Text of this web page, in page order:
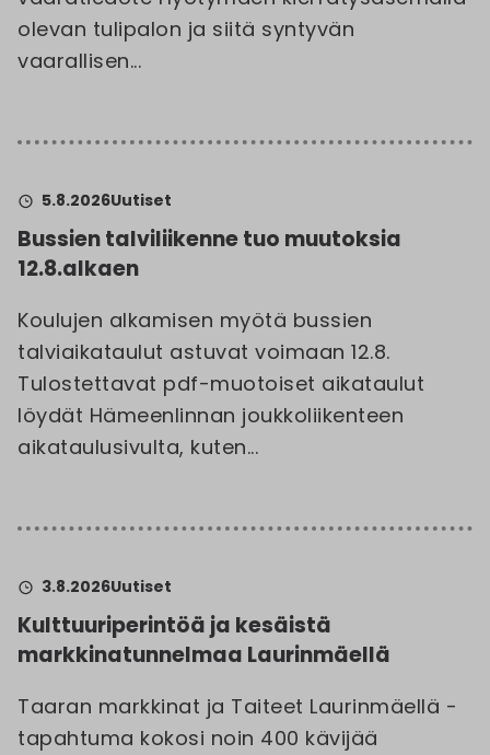
olevan tulipalon ja siitä syntyvän
vaarallisen...
5.8.2026Uutiset
Bussien talviliikenne tuo muutoksia
12.8.alkaen
Koulujen alkamisen myötä bussien
talviaikataulut astuvat voimaan 12.8.
Tulostettavat pdf-muotoiset aikataulut
löydät Hämeenlinnan joukkoliikenteen
aikataulusivulta, kuten...
3.8.2026Uutiset
Kulttuuriperintöä ja kesäistä
markkinatunnelmaa Laurinmäellä
Taaran markkinat ja Taiteet Laurinmäellä -
tapahtuma kokosi noin 400 kävijää